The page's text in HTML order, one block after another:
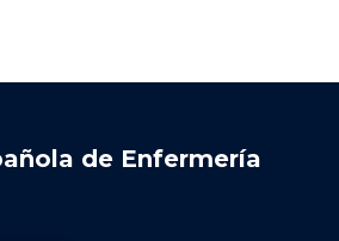
de Enfermería